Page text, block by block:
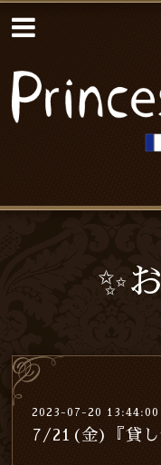
✨
2023-07-20 13:44:00
7/21(金)『貸し